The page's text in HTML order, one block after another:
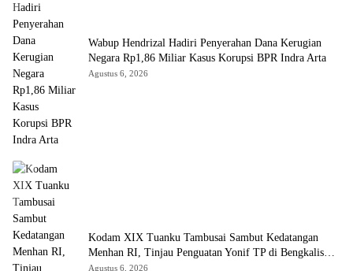
Wabup Hendrizal Hadiri Penyerahan Dana Kerugian
Negara Rp1,86 Miliar Kasus Korupsi BPR Indra Arta
Agustus 6, 2026
Kodam XIX Tuanku Tambusai Sambut Kedatangan
Menhan RI, Tinjau Penguatan Yonif TP di Bengkalis
dan Kampar
Agustus 6, 2026